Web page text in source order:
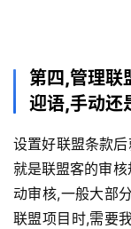
第四,管理
迎语,手动还
设置好联盟条款
就是联盟客的审
动审核,一般大部
联盟项目时,需要